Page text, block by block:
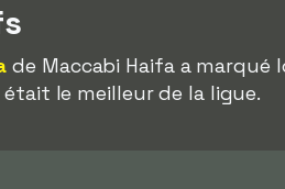
de Maccabi Haifa a marqué
le meilleur de la ligue.